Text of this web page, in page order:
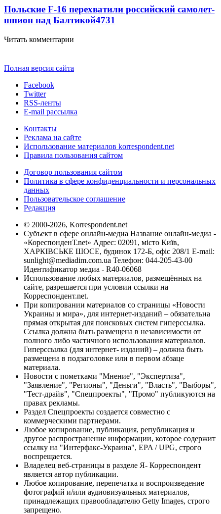
Польские F-16 перехватили российский самолет-
шпион над Балтикой4731
Читать комментарии
Полная версия сайта
Facebook
Twitter
RSS-ленты
E-mail рассылка
Контакты
Реклама на сайте
Использование материалов korrespondent.net
Правила пользования сайтом
Договор пользования сайтом
Политика в сфере конфиденциальности и персональных
данных
Пользовательское соглашение
Редакция
© 2000-2026, Korrespondent.net
Субъект в сфере онлайн-медиа Название онлайн-медиа -
«КореспонденТ.net» Адрес: 02091, місто Київ,
ХАРКІВСЬКЕ ШОСЕ, будинок 172-Б, офіс 208/1 E-mail:
sunlight@mediadim.com.ua Телефон: 044-205-43-00
Идентификатор медиа - R40-06068
Использование любых материалов, размещённых на
сайте, разрешается при условии ссылки на
Корреспондент.net.
При копировании материалов со страницы «Новости
Украины и мира», для интернет-изданий – обязательна
прямая открытая для поисковых систем гиперссылка.
Ссылка должна быть размещена в независимости от
полного либо частичного использования материалов.
Гиперссылка (для интернет- изданий) – должна быть
размещена в подзаголовке или в первом абзаце
материала.
Новости с пометками "Мнение", "Экспертиза",
"Заявление", "Регионы", "Деньги", "Власть", "Выборы",
"Тест-драйв", "Спецпроекты", "Промо" публикуются на
правах рекламы.
Раздел Спецпроекты создается совместно с
коммерческими партнерами.
Любое копирование, публикация, републикация и
другое распространение информации, которое содержит
ссылку на "Интерфакс-Украина", EPA / UPG, строго
воспрещается.
Владелец веб-страницы в разделе Я- Корреспондент
является автор публикации.
Любое копирование, перепечатка и воспроизведение
фотографий и/или аудиовизуальных материалов,
принадлежащих правообладателю Getty Images, строго
запрещено.